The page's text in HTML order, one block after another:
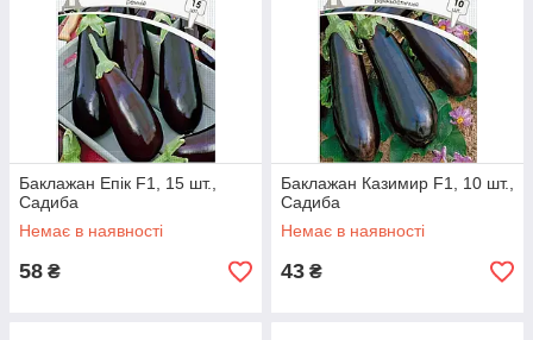
Баклажан Епік F1, 15 шт.,
Садиба
Немає в наявності
58 ₴
Баклажан Казимир F1, 10 шт.,
Садиба
Немає в наявності
43 ₴